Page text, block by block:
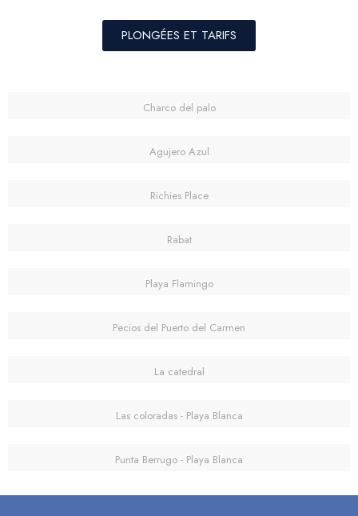
PLONGÉES ET TARIFS
Charco del palo
Agujero Azul
Richies Place
Rabat
Playa Flamingo
Pecios del Puerto del Carmen
La catedral
Las coloradas - Playa Blanca
Punta Berrugo - Playa Blanca